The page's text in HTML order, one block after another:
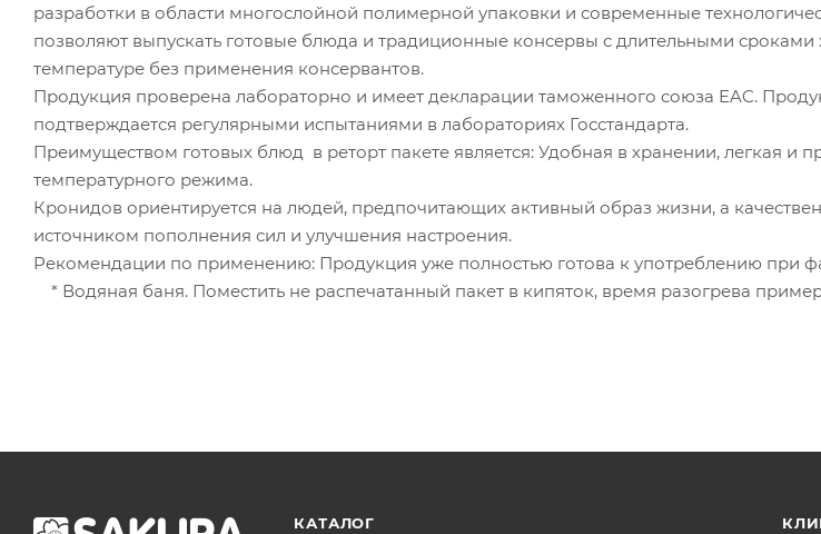
разработки в области многослойной полимерной упаковки и современные
позволяют выпускать готовые блюда и традиционные консервы с длительными
температуре без применения консервантов.
Продукция проверена лабораторно и имеет декларации таможенного союза EAC.
подтверждается регулярными испытаниями в лабораториях Госстандарта.
Преимуществом готовых блюд в реторт пакете является: Удобная в хранении, легкая и
температурного режима.
Кронидов ориентируется на людей, предпочитающих активный образ жизни, а
источником пополнения сил и улучшения настроения.
Рекомендации по применению: Продукция уже полностью готова к употреблению при
* Водяная баня. Поместить не распечатанный пакет в кипяток, время разогрева
КАТАЛОГ